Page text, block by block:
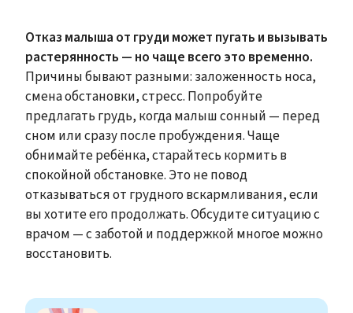
Отказ малыша от груди может пугать и вызывать
растерянность — но чаще всего это временно.
Причины бывают разными: заложенность носа,
смена обстановки, стресс. Попробуйте
предлагать грудь, когда малыш сонный — перед
сном или сразу после пробуждения. Чаще
обнимайте ребёнка, старайтесь кормить в
спокойной обстановке. Это не повод
отказываться от грудного вскармливания, если
вы хотите его продолжать. Обсудите ситуацию с
врачом — с заботой и поддержкой многое можно
восстановить.